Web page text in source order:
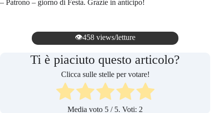
– Patrono – giorno di Festa. Grazie in anticipo!
👁️458 views/letture
Ti è piaciuto questo articolo?
Clicca sulle stelle per votare!
Media voto 5 / 5. Voti: 2